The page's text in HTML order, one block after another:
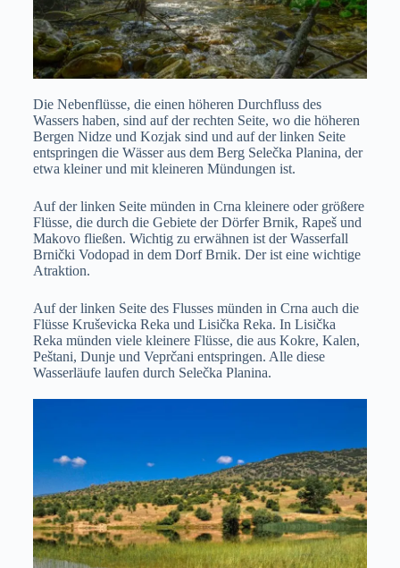
Die Nebenflüsse, die einen höheren Durchfluss des
Wassers haben, sind auf der rechten Seite, wo die höheren
Bergen Nidze und Kozjak sind und auf der linken Seite
entspringen die Wässer aus dem Berg Selečka Planina, der
etwa kleiner und mit kleineren Mündungen ist.
Auf der linken Seite münden in Crna kleinere oder größere
Flüsse, die durch die Gebiete der Dörfer Brnik, Rapeš und
Makovo fließen. Wichtig zu erwähnen ist der Wasserfall
Brnički Vodopad in dem Dorf Brnik. Der ist eine wichtige
Atraktion.
Auf der linken Seite des Flusses münden in Crna auch die
Flüsse Kruševicka Reka und Lisička Reka. In Lisička
Reka münden viele kleinere Flüsse, die aus Kokre, Kalen,
Peštani, Dunje und Veprčani entspringen. Alle diese
Wasserläufe laufen durch Selečka Planina.